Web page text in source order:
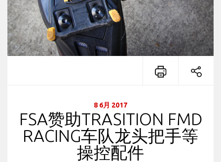
8 6月 2017
FSA赞助TRASITION FMD
RACING车队龙头把手等
操控配件